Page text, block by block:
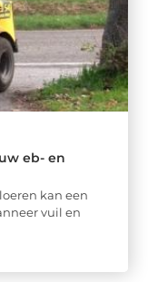
eb- en
kan een
vuil en